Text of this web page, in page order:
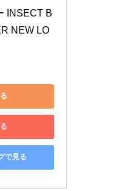
INSECT B
NEW LO
で見る